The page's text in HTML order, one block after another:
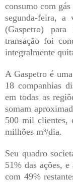
consumo com
segunda-feira, a
(Gaspetro)
transação foi
integralmente
A Gaspetro é
18 companhias
em todas as
somam
500 mil clientes,
milhões m³/dia.
Seu quadro
51% das ações,
com 49%